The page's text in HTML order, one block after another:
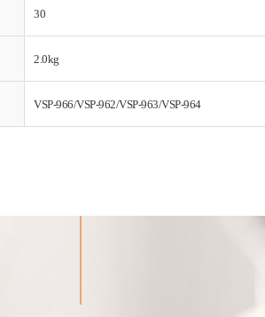
30
2.0kg
VSP-966/VSP-962/VSP-963/VSP-964